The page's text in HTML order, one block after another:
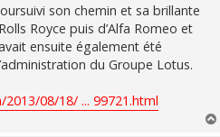
son chemin et sa brillante
Royce puis d’Alfa Romeo et
ensuite également été
du Groupe Lotus.
08/18/ ... 99721.html